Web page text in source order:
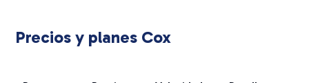
Precios y planes Cox